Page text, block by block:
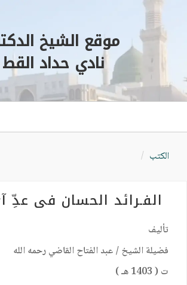
موقع الشيخ
نادي حداد القط
الكتب
الفـرائد الحسان في عدِّ
تأليف
فضيلة الشيخ / عبد الفتاح القاضي رحمه الله
ت ( 1403 هـ )